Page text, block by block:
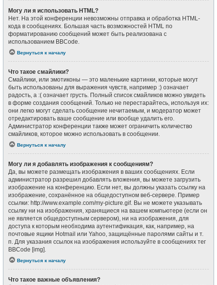
Могу ли я использовать HTML?
Нет. На этой конференции невозможны отправка и обработка HTML-
кода в сообщениях. Большая часть возможностей HTML по
форматированию сообщений может быть реализована с
использованием BBCode.
Вернуться к началу
Что такое смайлики?
Смайлики, или эмотиконы — это маленькие картинки, которые могут
быть использованы для выражения чувств, например :) означает
радость, а :( означает грусть. Полный список смайликов можно увидеть
в форме создания сообщений. Только не перестарайтесь, используя их:
они легко могут сделать сообщение нечитаемым, и модератор может
отредактировать ваше сообщение или вообще удалить его.
Администратор конференции также может ограничить количество
смайликов, которое можно использовать в сообщении.
Вернуться к началу
Могу ли я добавлять изображения к сообщениям?
Да, вы можете размещать изображения в ваших сообщениях. Если
администратор разрешил добавлять вложения, вы можете загрузить
изображение на конференцию. Если нет, вы должны указать ссылку на
изображение, сохранённое на общедоступном веб-сервере. Пример
ссылки: http://www.example.com/my-picture.gif. Вы не можете указывать
ссылку ни на изображения, хранящиеся на вашем компьютере (если он
не является общедоступным сервером), ни на изображения, для
доступа к которым необходима аутентификация, как, например, на
почтовые ящики Hotmail или Yahoo, защищённые паролями сайты и т.
п. Для указания ссылок на изображения используйте в сообщениях тег
BBCode [img].
Вернуться к началу
Что такое важные объявления?